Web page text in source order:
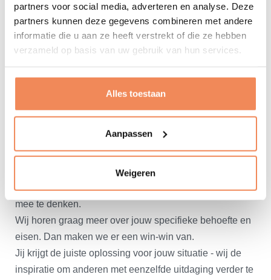
partners voor social media, adverteren en analyse. Deze
partners kunnen deze gegevens combineren met andere
informatie die u aan ze heeft verstrekt of die ze hebben
verzameld op basis van uw gebruik van hun services.
Alles toestaan
Aanpassen
Weigeren
is zelfs een volwaardig alternatief voor een
volautomatische dimensiescanner - deMasterdata
Toolkit- samengesteld uit deze digitale precisie-
instrumenten. Bij interesse laten we je ook hiermee
Altijd een oplossing
aanbod niet gelijk een passende oplossing kunt
vinden?
Meer dan 30 jaar ervaring met meten en wegen in de
logistiek maakt van LOGISTORE de partij om met jou
mee te denken.
Wij horen graag meer over jouw specifieke behoefte en
eisen. Dan maken we er een win-win van.
Jij krijgt de juiste oplossing voor jouw situatie - wij de
inspiratie om anderen met eenzelfde uitdaging verder te